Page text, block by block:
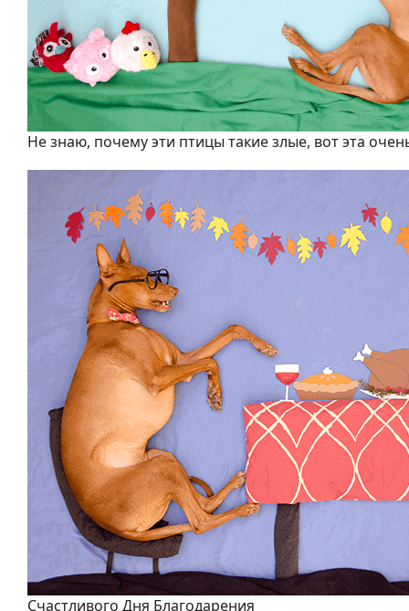
Не знаю, почему эти птицы такие злые, вот эта
Счастливого Дня Благодарения